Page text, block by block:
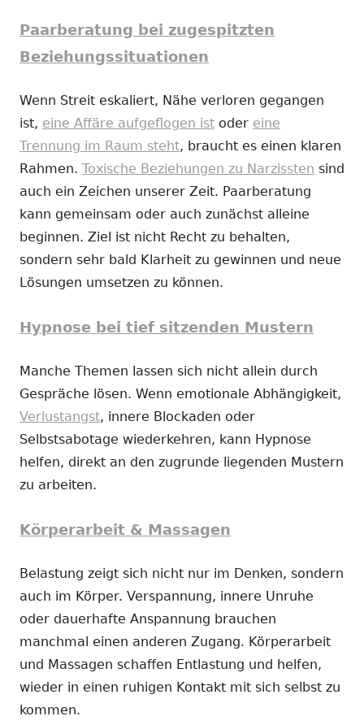
Paarberatung bei zugespitzten
Beziehungssituationen
Wenn Streit eskaliert, Nähe verloren gegangen
ist, eine Affäre aufgeflogen ist oder eine
Trennung im Raum steht, braucht es einen klaren
Rahmen. Toxische Beziehungen zu Narzissten sind
auch ein Zeichen unserer Zeit. Paarberatung
kann gemeinsam oder auch zunächst alleine
beginnen. Ziel ist nicht Recht zu behalten,
sondern sehr bald Klarheit zu gewinnen und neue
Lösungen umsetzen zu können.
Hypnose bei tief sitzenden Mustern
Manche Themen lassen sich nicht allein durch
Gespräche lösen. Wenn emotionale Abhängigkeit,
Verlustangst, innere Blockaden oder
Selbstsabotage wiederkehren, kann Hypnose
helfen, direkt an den zugrunde liegenden Mustern
zu arbeiten.
Körperarbeit & Massagen
Belastung zeigt sich nicht nur im Denken, sondern
auch im Körper. Verspannung, innere Unruhe
oder dauerhafte Anspannung brauchen
manchmal einen anderen Zugang. Körperarbeit
und Massagen schaffen Entlastung und helfen,
wieder in einen ruhigen Kontakt mit sich selbst zu
kommen.